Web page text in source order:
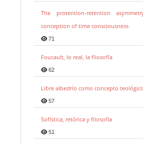
The protention-retention
conception of time consciousness
71
Foucault, lo real, la filosofía
62
Libre albedrío como concepto
57
Sofística, retórica y filosofía
51